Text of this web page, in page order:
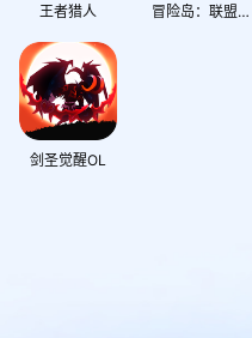
王者猎人 冒险岛：联盟的意志
剑圣觉醒OL